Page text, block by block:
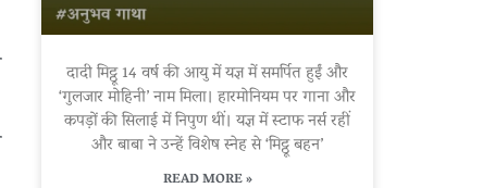
दादी मिट्ठू 14 वर्ष की आयु में यज्ञ में समर्पित हुईं और
‘गुलजार मोहिनी’ नाम मिला। हारमोनियम पर गाना और
कपड़ों की सिलाई में निपुण थीं। यज्ञ में स्टाफ नर्स रहीं
और बाबा ने उन्हें विशेष स्नेह से ‘मिट्ठू बहन’
READ MORE »